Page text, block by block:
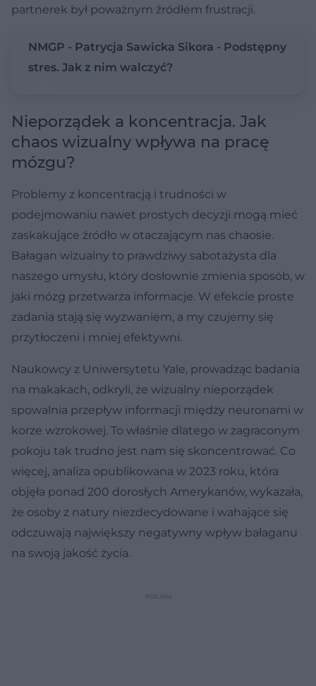
partnerek był poważnym źródłem frustracji.
NMGP - Patrycja Sawicka Sikora - Podstępny
stres. Jak z nim walczyć?
Nieporządek a koncentracja. Jak
chaos wizualny wpływa na pracę
mózgu?
Problemy z koncentracją i trudności w
podejmowaniu nawet prostych decyzji mogą mieć
zaskakujące źródło w otaczającym nas chaosie.
Bałagan wizualny to prawdziwy sabotażysta dla
naszego umysłu, który dosłownie zmienia sposób, w
jaki mózg przetwarza informacje. W efekcie proste
zadania stają się wyzwaniem, a my czujemy się
przytłoczeni i mniej efektywni.
Naukowcy z Uniwersytetu Yale, prowadząc badania
na makakach, odkryli, że wizualny nieporządek
spowalnia przepływ informacji między neuronami w
korze wzrokowej. To właśnie dlatego w zagraconym
pokoju tak trudno jest nam się skoncentrować. Co
więcej, analiza opublikowana w 2023 roku, która
objęła ponad 200 dorosłych Amerykanów, wykazała,
że osoby z natury niezdecydowane i wahające się
odczuwają największy negatywny wpływ bałaganu
na swoją jakość życia.